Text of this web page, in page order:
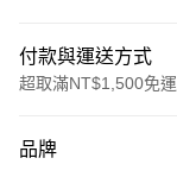
付款與運送方式
超取滿NT$1,500免運
信用卡一次付款
品牌